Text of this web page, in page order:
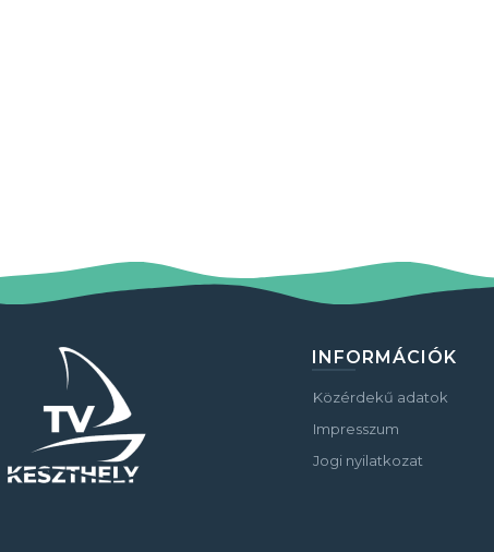
INFORMÁCIÓK
Közérdekű adatok
Impresszum
Jogi nyilatkozat